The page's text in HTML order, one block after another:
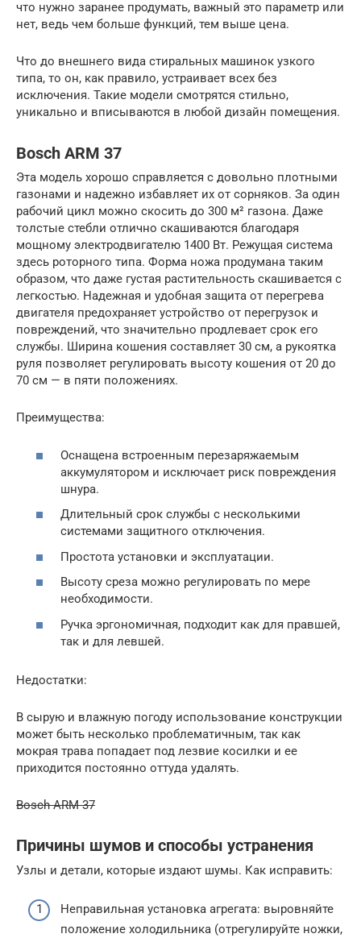
что нужно заранее продумать, важный это параметр или
нет, ведь чем больше функций, тем выше цена.
Что до внешнего вида стиральных машинок узкого
типа, то он, как правило, устраивает всех без
исключения. Такие модели смотрятся стильно,
уникально и вписываются в любой дизайн помещения.
Bosch ARM 37
Эта модель хорошо справляется с довольно плотными
газонами и надежно избавляет их от сорняков. За один
рабочий цикл можно скосить до 300 м² газона. Даже
толстые стебли отлично скашиваются благодаря
мощному электродвигателю 1400 Вт. Режущая система
здесь роторного типа. Форма ножа продумана таким
образом, что даже густая растительность скашивается с
легкостью. Надежная и удобная защита от перегрева
двигателя предохраняет устройство от перегрузок и
повреждений, что значительно продлевает срок его
службы. Ширина кошения составляет 30 см, а рукоятка
руля позволяет регулировать высоту кошения от 20 до
70 см — в пяти положениях.
Преимущества:
Оснащена встроенным перезаряжаемым
аккумулятором и исключает риск повреждения
шнура.
Длительный срок службы с несколькими
системами защитного отключения.
Простота установки и эксплуатации.
Высоту среза можно регулировать по мере
необходимости.
Ручка эргономичная, подходит как для правшей,
так и для левшей.
Недостатки:
В сырую и влажную погоду использование конструкции
может быть несколько проблематичным, так как
мокрая трава попадает под лезвие косилки и ее
приходится постоянно оттуда удалять.
Bosch ARM 37
Причины шумов и способы устранения
Узлы и детали, которые издают шумы. Как исправить:
Неправильная установка агрегата: выровняйте
положение холодильника (отрегулируйте ножки,